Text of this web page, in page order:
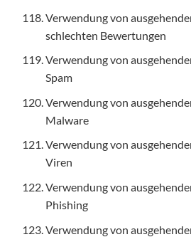
Verwendung von
schlechten Bewertungen
Verwendung von
Spam
Verwendung von
Malware
Verwendung von
Viren
Verwendung von
Phishing
Verwendung von